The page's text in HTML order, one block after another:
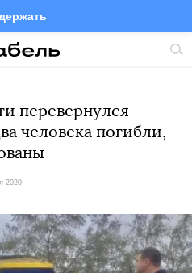
TelegramTwitter
перевернулся
человека погибли,
2020